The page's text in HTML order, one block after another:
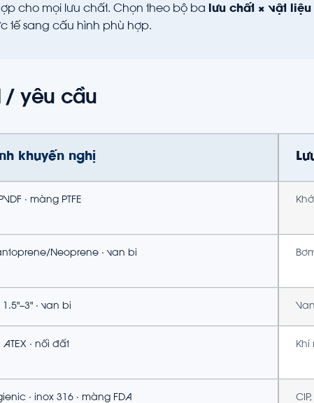
cho mọi lưu chất. Chọn theo bộ ba lưu chất × vật
tế sang cấu hình phù hợp.
/ yêu cầu
khuyến nghị
· màng PTFE
Neoprene · van bi
· van bi
· nối đất Khí
· inox 316 · màng FDA